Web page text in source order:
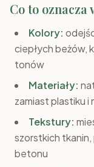
Co to oznacza
Kolory:
ciepłych beżów,
tonów
Materiały:
zamiast plastiku i
Tekstury:
szorstkich
betonu